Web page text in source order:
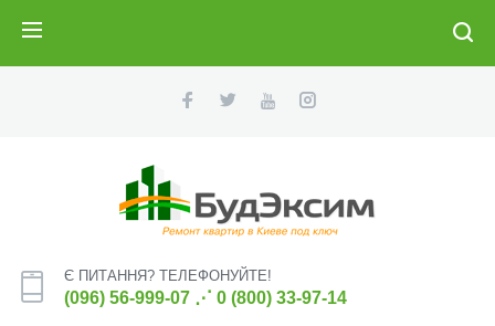
Є ПИТАННЯ? ТЕЛЕФОНУЙТЕ!
(096) 56-999-07 ⋰ 0 (800) 33-97-14